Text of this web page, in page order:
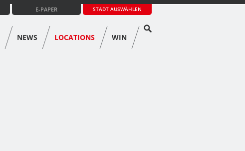
STADT AUSWÄHLEN
E-PAPER
NEWS LOCATIONS WIN